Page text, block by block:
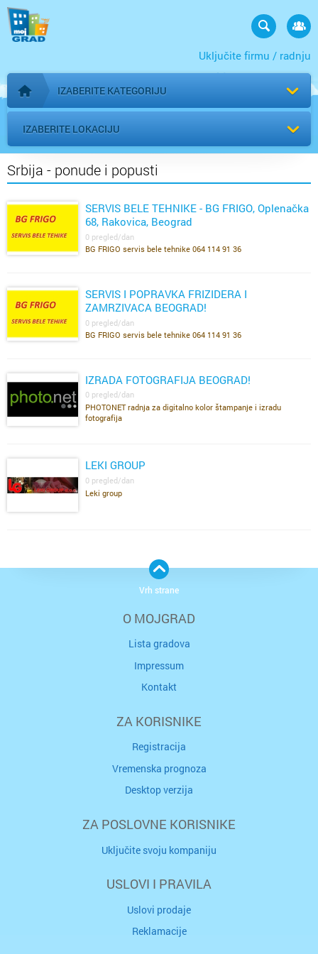
Uključite firmu / radnju
Početna stranica
IZABERITE KATEGORIJU
IZABERITE LOKACIJU
Srbija - ponude i popusti
SERVIS BELE TEHNIKE - BG FRIGO, Oplenačka
68, Rakovica, Beograd
0 pregled/dan
BG FRIGO servis bele tehnike 064 114 91 36
SERVIS I POPRAVKA FRIZIDERA I
ZAMRZIVACA BEOGRAD!
0 pregled/dan
BG FRIGO servis bele tehnike 064 114 91 36
IZRADA FOTOGRAFIJA BEOGRAD!
0 pregled/dan
PHOTONET radnja za digitalno kolor štampanje i izradu
fotografija
LEKI GROUP
0 pregled/dan
Leki group
O MOJGRAD
Lista gradova
Impressum
Kontakt
ZA KORISNIKE
Registracija
Vremenska prognoza
Desktop verzija
ZA POSLOVNE KORISNIKE
Uključite svoju kompaniju
USLOVI I PRAVILA
Uslovi prodaje
Reklamacije
Vrh strane